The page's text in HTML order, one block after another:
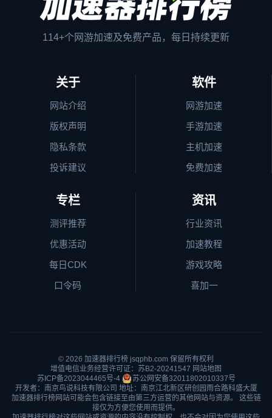
114+个网游加速及免费产品，每日持续更新
关于
网站介绍
版权声明
隐私条款
投诉建议
软件
网游加速
手游加速
主机加速
免费加速
专栏
测评推荐
优惠活动
每日CDK
口令码
资讯
行业资讯
加速教程
游戏攻略
喜加一
© 2026 加速器排行榜 jsqphb.com 保留所有权利
增值电信业务经营许可证：苏B2-20241547 网站地图
苏ICP备2023044465号-4
苏公网安备32011802010337号
开发者：南京鸟说科技有限公司 地址：南京江北新区研创园雨合路科盛大厦
加速器排行榜网站可能会包含链接至由第三方运营的其他网站与资源。 这些链
接仅为方便您使用而提供。